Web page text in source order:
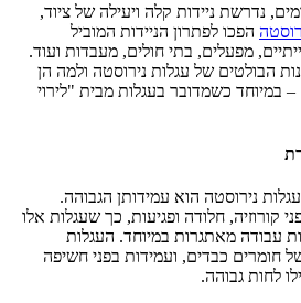
נדרשת ניידות קלה ויעילה של ציוד,
הפכו לפתרון הניידות המוביל
מפעלים, בתי חולים, מעבדות ועוד.
הבולטים של עגלות נירוסטה ולמה הן
במיוחד כשמדובר בעגלות מבית "לירוי
נירוסטה הוא עמידותן הגבוהה.
קורוזיה, חלודה ופגיעות, כך שעגלות אלו
עבודה מאתגרות במיוחד. העגלות
חומרים כבדים, ועמידות בפני חשיפה
לחות גבוהה.